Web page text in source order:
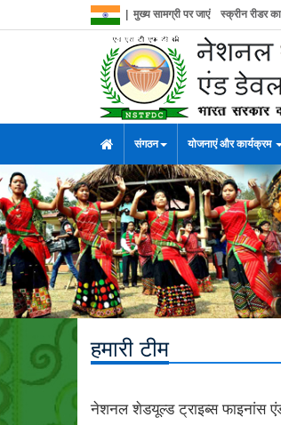
मुख्य सामग्री पर जाएं स्क्रीन रीडर
संगठन योजनाएं और कार्यक्रम
हमारी टीम
नेशनल शेडयूल्‍ड ट्राइब्‍स फाइनांस